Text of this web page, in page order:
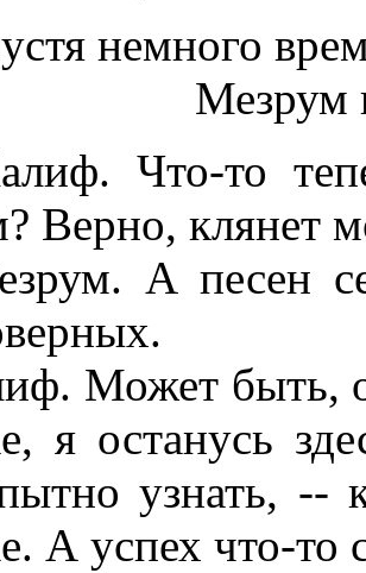
немного
Мезрум
Что-то
Верно, клянет
А песен
Может быть,
я останусь
узнать, --
А успех что-то